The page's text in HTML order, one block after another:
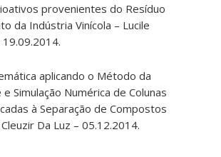
provenientes do Resíduo
da Indústria Vinícola – Lucile
aplicando o Método da
Simulação Numérica de Colunas
à Separação de Compostos
Da Luz – 05.12.2014.